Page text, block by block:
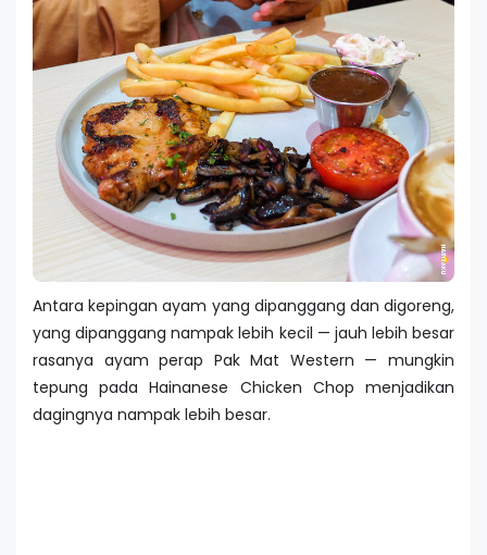
Antara kepingan ayam yang dipanggang dan digoreng,
yang dipanggang nampak lebih kecil — jauh lebih besar
rasanya ayam perap Pak Mat Western — mungkin
tepung pada Hainanese Chicken Chop menjadikan
dagingnya nampak lebih besar.